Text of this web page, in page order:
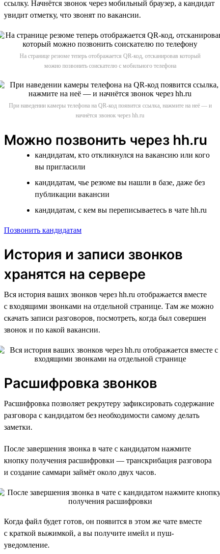
ссылку. Начнётся звонок через мобильный браузер, а кандидат
увидит отметку, что звонят по вакансии.
На странице резюме теперь отображается QR-код, отсканировав который
можно позвонить соискателю с мобильного телефона
При наведении камеры телефона на QR-код появится ссылка, нажмите на неё — и
начнётся звонок через hh.ru
Можно позвонить через hh.ru
кандидатам, кто откликнулся на вакансию или кого
вы пригласили
кандидатам, чье резюме вы нашли в базе, даже без
публикации вакансии
кандидатам, с кем вы переписываетесь в чате hh.ru
Позвонить кандидатам
История и записи звонков
хранятся на сервере
Вся история ваших звонков через hh.ru отображается вместе
с входящими звонками на отдельной странице. Там же можно
скачать записи разговоров, посмотреть, когда был совершен
звонок и по какой вакансии.
Расшифровка звонков
Расшифровка позволяет рекрутеру зафиксировать содержание
разговора с кандидатом без необходимости самому делать
заметки.
После завершения звонка в чате с кандидатом нажмите
кнопку получения расшифровки — транскрибация разговора
и создание саммари займёт около двух часов.
Когда файл будет готов, он появится в этом же чате вместе
с краткой выжимкой, а вы получите имейл и пуш-
уведомление.